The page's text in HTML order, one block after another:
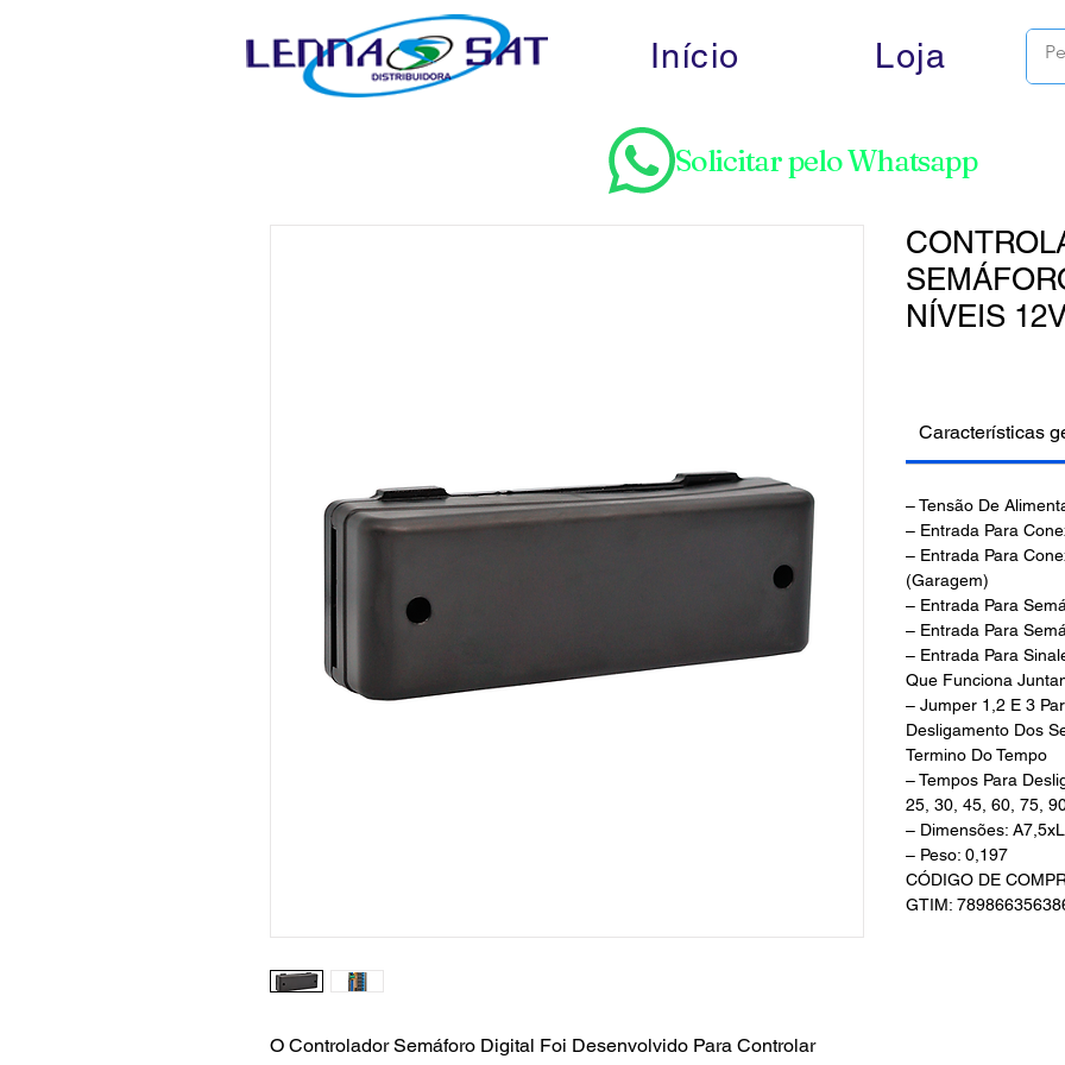
Início Loja
Solicitar pelo Whatsapp
O Controlador Semáforo Digital Foi Desenvolvido Para Controlar
NÍVEIS
Características
– Tensão De
– Entrada Para
– Entrada Para
(Garagem)
– Entrada Para
– Entrada Para
– Entrada Para
Que Funciona
– Jumper 1,2 E 3
Desligamento Dos
Termino Do Tempo
– Tempos Para
25, 30, 45, 60, 75,
– Dimensões:
– Peso: 0,197
CÓDIGO DE
GTIM: